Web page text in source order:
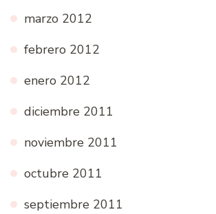
marzo 2012
febrero 2012
enero 2012
diciembre 2011
noviembre 2011
octubre 2011
septiembre 2011